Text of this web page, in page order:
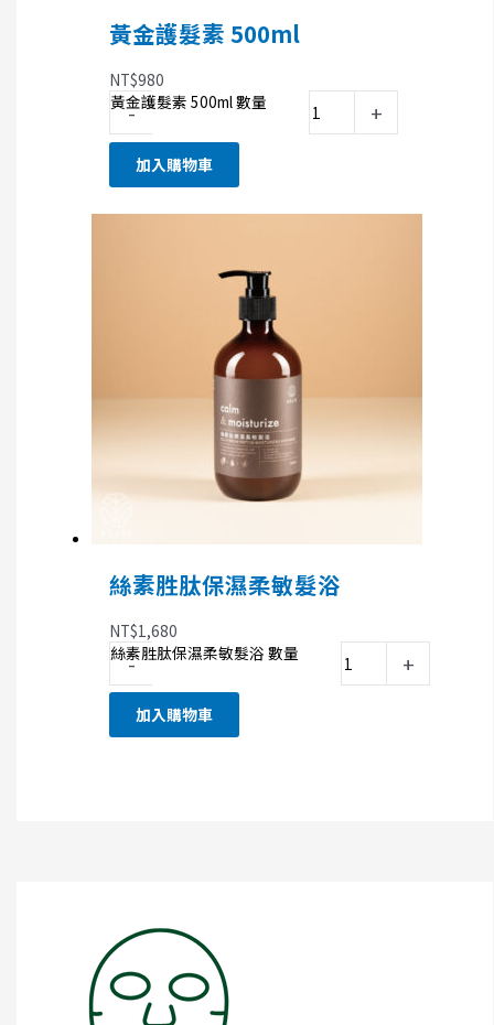
黃金護髮素 500ml
NT$980
-
黃金護髮素 500ml 數量 +
加入購物車
絲素胜肽保濕柔敏髮浴
NT$1,680
-
絲素胜肽保濕柔敏髮浴 數量 +
加入購物車